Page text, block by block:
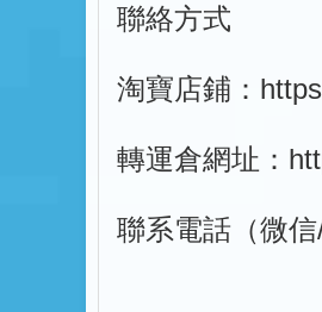
聯絡方式
淘寶店鋪：
轉運倉網址：
聯系電話（微